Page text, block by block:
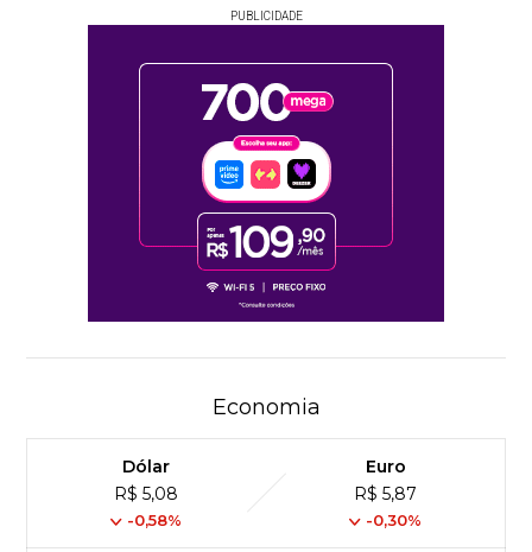
PUBLICIDADE
Economia
Dólar
R$ 5,08
-0,58%
Euro
R$ 5,87
-0,30%